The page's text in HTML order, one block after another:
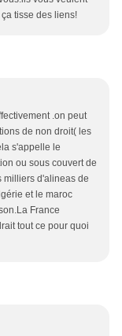
tisse des liens!
.on peut
de non droit( les
s'appelle le
ou sous couvert de
milliers d'alineas de
et le maroc
France
tout ce pour quoi